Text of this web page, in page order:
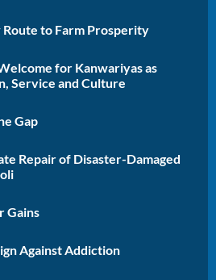
to Farm Prosperity
for Kanwariyas as
Service and Culture
Gap
Repair of Disaster-Damaged
Gains
Against Addiction